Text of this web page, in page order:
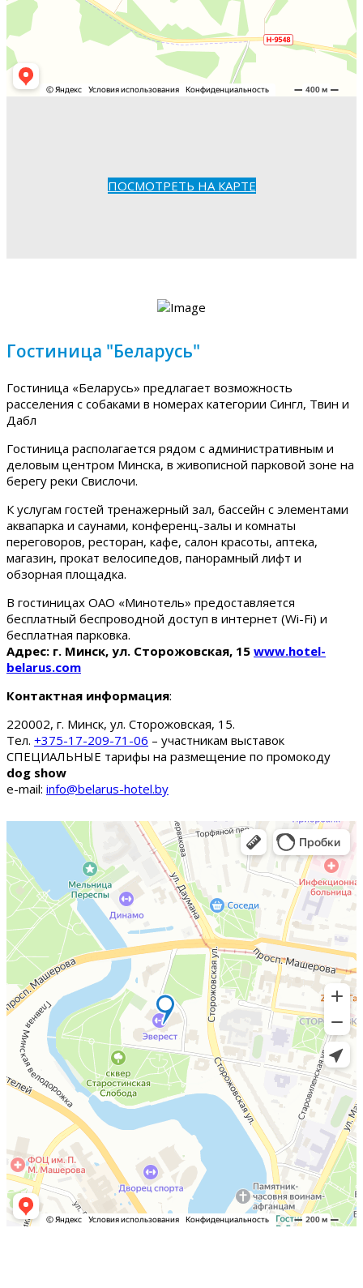
ПОСМОТРЕТЬ НА КАРТЕ
Гостиница "Беларусь"
Гостиница «Беларусь» предлагает возможность
расселения с собаками в номерах категории Сингл, Твин и
Дабл
Гостиница располагается рядом с административным и
деловым центром Минска, в живописной парковой зоне на
берегу реки Свислочи.
К услугам гостей тренажерный зал, бассейн с элементами
аквапарка и саунами, конференц-залы и комнаты
переговоров, ресторан, кафе, салон красоты, аптека,
магазин, прокат велосипедов, панорамный лифт и
обзорная площадка.
В гостиницах ОАО «Минотель» предоставляется
бесплатный беспроводной доступ в интернет (Wi-Fi) и
бесплатная парковка.
Адрес: г. Минск, ул. Сторожовская, 15 www.hotel-
belarus.com
Контактная информация:
220002, г. Минск, ул. Сторожовская, 15.
Тел. +375-17-209-71-06 – участникам выставок
СПЕЦИАЛЬНЫЕ тарифы на размещение по промокоду
dog show
e-mail: info@belarus-hotel.by